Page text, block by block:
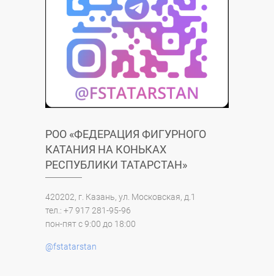
РОО «ФЕДЕРАЦИЯ ФИГУРНОГО
КАТАНИЯ НА КОНЬКАХ
РЕСПУБЛИКИ ТАТАРСТАН»
420202, г. Казань, ул. Московская, д.1
тел.: +7 917 281-95-96
пон-пят с 9:00 до 18:00
@fstatarstan